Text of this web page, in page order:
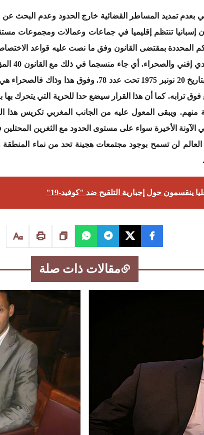
بعدم تمديد المساطر القضائية خارج الحدود وعدم البحث عن
في الصحراء المنشور بالجريدة الرسمية بتاريخ 20
ترابه. كما أن هذا القرار سيضع حدا للحرية التي يتحرك
منهم. ويبقى المعول عليه من الجانب المغربي تكريس
الأخيرة سواء على مستوى الحدود مع الثغرين المحتلين
لن تسمح بوجود مجتمعات هجينة تحد من نماء المنطقة
ينقسمون حول إجبارية التلقيح ضد "كوفيد-19"
مقالات ذات صلة